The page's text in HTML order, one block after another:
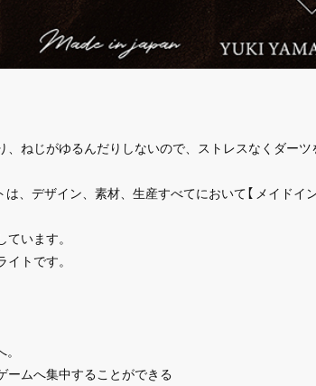
ねじがゆるんだりしないので、ストレスなくダーツ
、デザイン、素材、生産すべてにおいて【 メイドイ
います。
トです。
ームへ集中することができる